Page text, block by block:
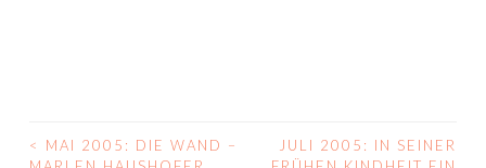
BEITRAGS-
<
MAI 2005: DIE WAND –
JULI 2005: IN SEINER